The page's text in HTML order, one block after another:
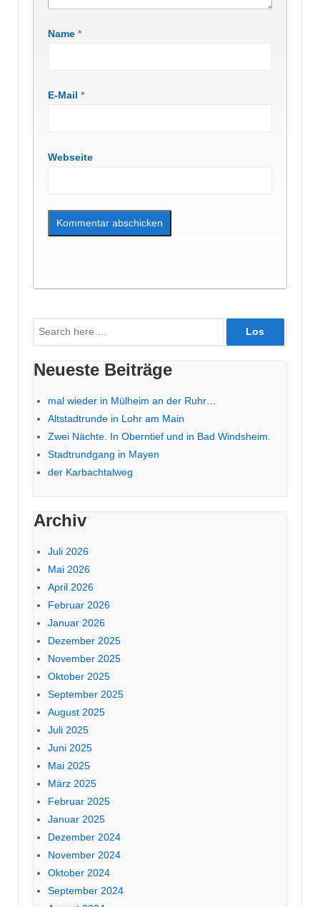
Name *
E-Mail *
Webseite
Suche
nach:
Neueste Beiträge
mal wieder in Mülheim an der Ruhr…
Altstadtrunde in Lohr am Main
Zwei Nächte. In Oberntief und in Bad Windsheim.
Stadtrundgang in Mayen
der Karbachtalweg
Archiv
Juli 2026
Mai 2026
April 2026
Februar 2026
Januar 2026
Dezember 2025
November 2025
Oktober 2025
September 2025
August 2025
Juli 2025
Juni 2025
Mai 2025
März 2025
Februar 2025
Januar 2025
Dezember 2024
November 2024
Oktober 2024
September 2024